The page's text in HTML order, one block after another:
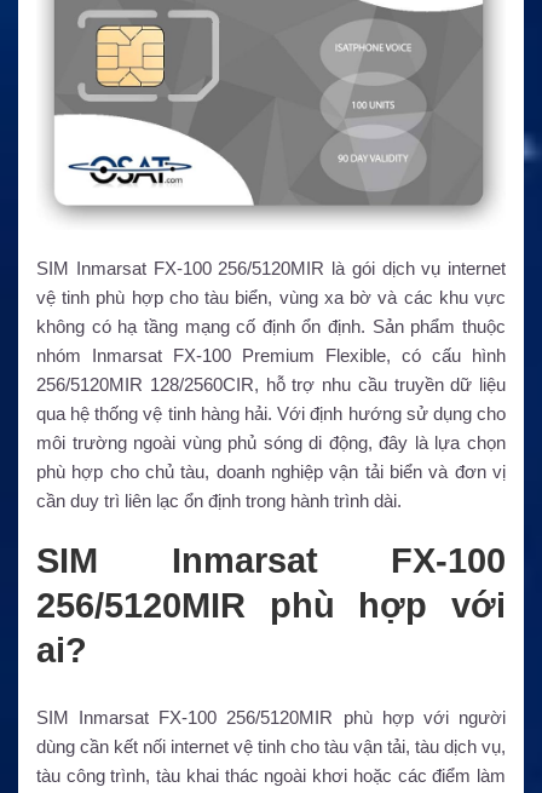
SIM Inmarsat FX-100 256/5120MIR là gói dịch vụ internet
vệ tinh phù hợp cho tàu biển, vùng xa bờ và các khu vực
không có hạ tầng mạng cố định ổn định. Sản phẩm thuộc
nhóm Inmarsat FX-100 Premium Flexible, có cấu hình
256/5120MIR 128/2560CIR, hỗ trợ nhu cầu truyền dữ liệu
qua hệ thống vệ tinh hàng hải. Với định hướng sử dụng cho
môi trường ngoài vùng phủ sóng di động, đây là lựa chọn
phù hợp cho chủ tàu, doanh nghiệp vận tải biển và đơn vị
cần duy trì liên lạc ổn định trong hành trình dài.
SIM Inmarsat FX-100
256/5120MIR phù hợp với
ai?
SIM Inmarsat FX-100 256/5120MIR phù hợp với người
dùng cần kết nối internet vệ tinh cho tàu vận tải, tàu dịch vụ,
tàu công trình, tàu khai thác ngoài khơi hoặc các điểm làm